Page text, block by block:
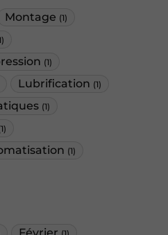
Montage (1)
(1)
Lubrification (1)
(1)
(1)